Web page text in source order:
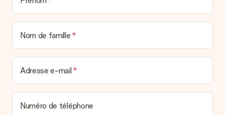
Nom de famille
Adresse e-mail
Numéro de téléphone